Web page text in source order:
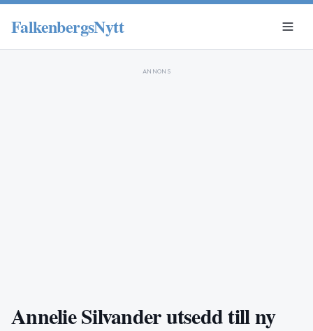
FalkenbergsNytt
ANNONS
Annelie Silvander utsedd till ny